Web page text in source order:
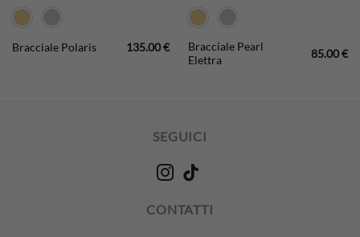
Bracciale Polaris 135.00€
Bracciale Pearl
Elettra
85.00€
SEGUICI
CONTATTI